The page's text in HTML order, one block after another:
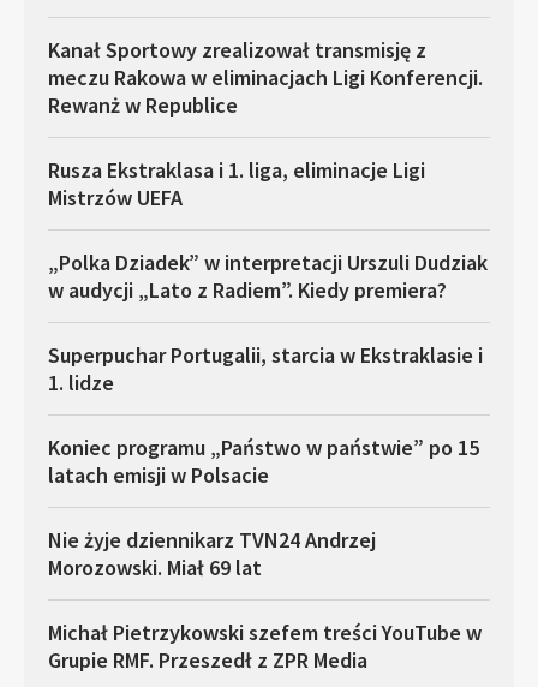
Kanał Sportowy zrealizował transmisję z
meczu Rakowa w eliminacjach Ligi Konferencji.
Rewanż w Republice
Rusza Ekstraklasa i 1. liga, eliminacje Ligi
Mistrzów UEFA
„Polka Dziadek” w interpretacji Urszuli Dudziak
w audycji „Lato z Radiem”. Kiedy premiera?
Superpuchar Portugalii, starcia w Ekstraklasie i
1. lidze
Koniec programu „Państwo w państwie” po 15
latach emisji w Polsacie
Nie żyje dziennikarz TVN24 Andrzej
Morozowski. Miał 69 lat
Michał Pietrzykowski szefem treści YouTube w
Grupie RMF. Przeszedł z ZPR Media